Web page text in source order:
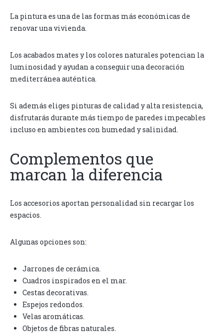
La pintura es una de las formas más económicas de
renovar una vivienda.
Los acabados mates y los colores naturales potencian la
luminosidad y ayudan a conseguir una decoración
mediterránea auténtica.
Si además eliges pinturas de calidad y alta resistencia,
disfrutarás durante más tiempo de paredes impecables
incluso en ambientes con humedad y salinidad.
Complementos que
marcan la diferencia
Los accesorios aportan personalidad sin recargar los
espacios.
Algunas opciones son:
Jarrones de cerámica.
Cuadros inspirados en el mar.
Cestas decorativas.
Espejos redondos.
Velas aromáticas.
Objetos de fibras naturales.